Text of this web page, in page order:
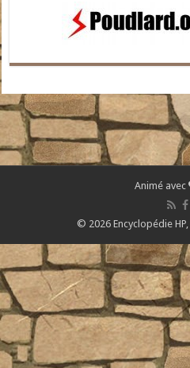
Animé avec
© 2026 Encyclopédie HP,